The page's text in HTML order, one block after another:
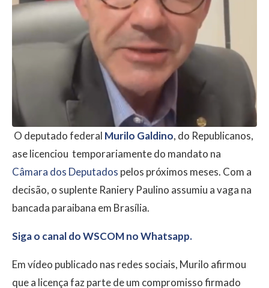
O deputado federal Murilo Galdino, do Republicanos,
ase licenciou temporariamente do mandato na
Câmara dos Deputados pelos próximos meses. Com a
decisão, o suplente Raniery Paulino assumiu a vaga na
bancada paraibana em Brasília.
Siga o canal do WSCOM no Whatsapp.
Em vídeo publicado nas redes sociais, Murilo afirmou
que a licença faz parte de um compromisso firmado